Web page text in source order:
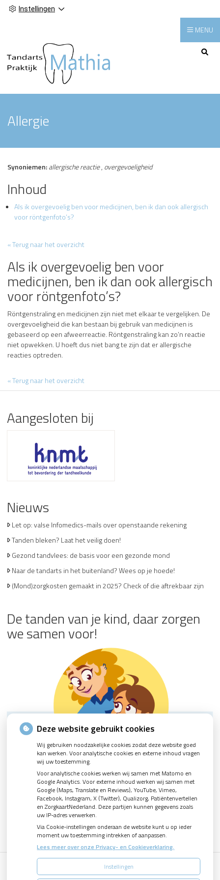
Instellingen
Hoofdmenu
MENU
Allergie
Synoniemen:allergische reactie, overgevoeligheid
Inhoud
Als ik overgevoelig ben voor medicijnen, ben ik dan ook allergisch
voor röntgenfoto’s?
« Terug naar het overzicht
Als ik overgevoelig ben voor
medicijnen, ben ik dan ook allergisch
voor röntgenfoto’s?
Röntgenstraling en medicijnen zijn niet met elkaar te vergelijken. De
overgevoeligheid die kan bestaan bij gebruik van medicijnen is
gebaseerd op een afweerreactie. Röntgenstraling kan zo’n reactie
niet opwekken. U hoeft dus niet bang te zijn dat er allergische
reacties optreden.
« Terug naar het overzicht
Aangesloten bij
Nieuws
Let op: valse Infomedics-mails over openstaande rekening
Tanden bleken? Laat het veilig doen!
Gezond tandvlees: de basis voor een gezonde mond
Naar de tandarts in het buitenland? Wees op je hoede!
(Mond)zorgkosten gemaakt in 2025? Check of die aftrekbaar zijn
De tanden van je kind, daar zorgen
we samen voor!
Deze website gebruikt cookies
Wij gebruiken noodzakelijke cookies zodat deze website goed
kan werken. Voor analytische cookies en externe inhoud vragen
wij uw toestemming.
Voor analytische cookies werken wij samen met Matomo en
Google Analytics. Voor externe inhoud werken wij samen met
Google (Maps, Translate en Reviews), YouTube, Vimeo,
Facebook, Instagram, X (Twitter), Qualizorg, Patiëntenvertellen
en ZorgkaartNederland. Deze partijen kunnen gegevens zoals
uw IP-adres verwerken.
Via Cookie-instellingen onderaan de website kunt u op ieder
moment uw toestemming intrekken of aanpassen.
Lees meer over onze Privacy- en Cookieverklaring.
Instellingen